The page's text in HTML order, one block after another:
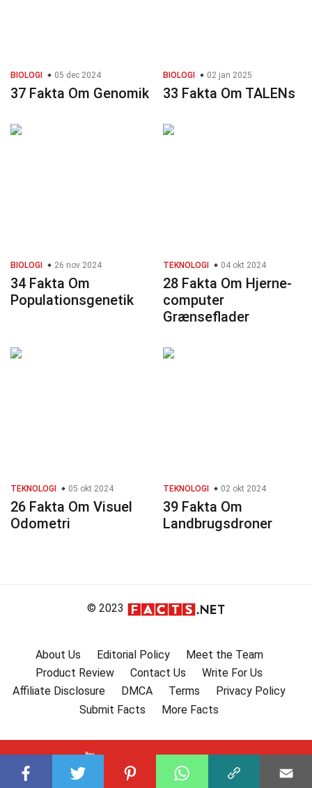
BIOLOGI 05 dec 2024
37 Fakta Om Genomik
BIOLOGI 02 jan 2025
33 Fakta Om TALENs
BIOLOGI 26 nov 2024
34 Fakta Om
Populationsgenetik
TEKNOLOGI 04 okt 2024
28 Fakta Om Hjerne-
computer
Grænseflader
TEKNOLOGI 05 okt 2024
26 Fakta Om Visuel
Odometri
TEKNOLOGI 02 okt 2024
39 Fakta Om
Landbrugsdroner
© 2023
About Us Editorial Policy
Meet the Team
Product Review
Contact Us
Write For Us
Affiliate Disclosure
DMCA Terms
Privacy Policy
Submit Facts
More Facts